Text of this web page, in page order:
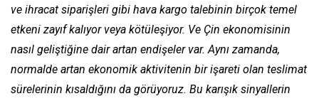
ve ihracat siparişleri gibi hava kargo talebinin birçok temel
etkeni zayıf kalıyor veya kötüleşiyor. Ve Çin ekonomisinin
nasıl geliştiğine dair artan endişeler var. Aynı zamanda,
normalde artan ekonomik aktivitenin bir işareti olan teslimat
sürelerinin kısaldığını da görüyoruz. Bu karışık sinyallerin